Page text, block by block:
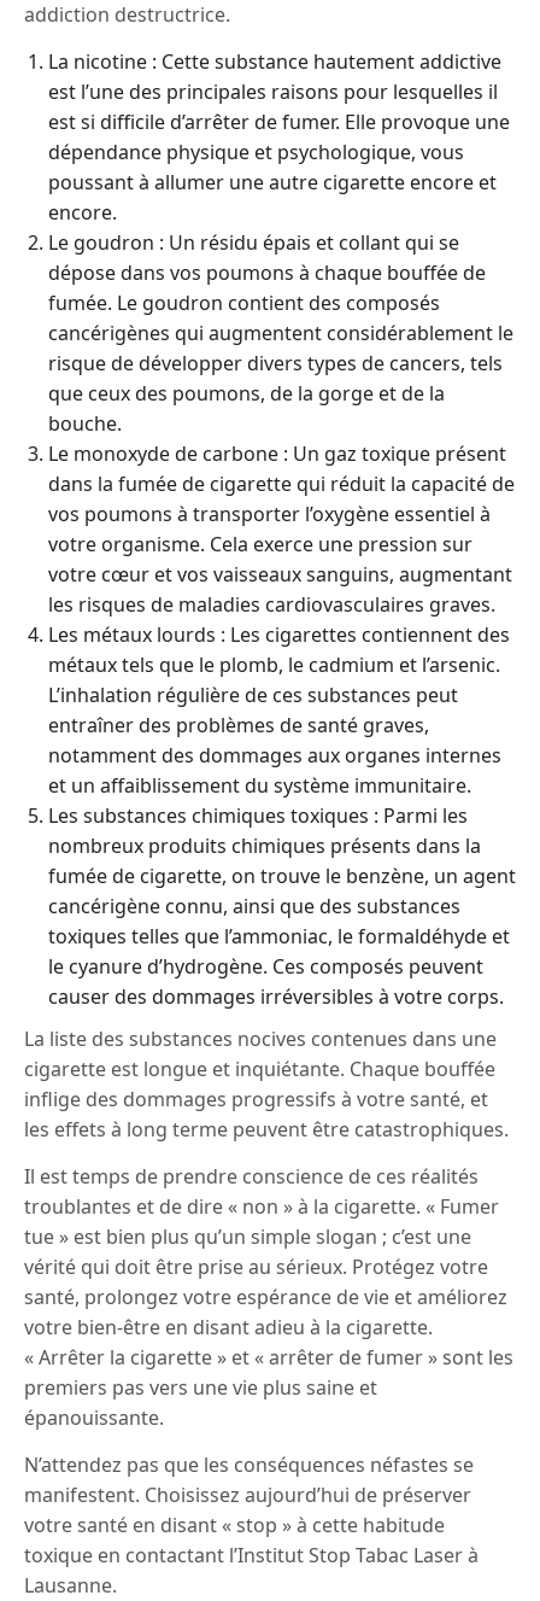
addiction destructrice.
La nicotine : Cette substance hautement addictive
est l’une des principales raisons pour lesquelles il
est si difficile d’arrêter de fumer. Elle provoque une
dépendance physique et psychologique, vous
poussant à allumer une autre cigarette encore et
encore.
Le goudron : Un résidu épais et collant qui se
dépose dans vos poumons à chaque bouffée de
fumée. Le goudron contient des composés
cancérigènes qui augmentent considérablement le
risque de développer divers types de cancers, tels
que ceux des poumons, de la gorge et de la
bouche.
Le monoxyde de carbone : Un gaz toxique présent
dans la fumée de cigarette qui réduit la capacité de
vos poumons à transporter l’oxygène essentiel à
votre organisme. Cela exerce une pression sur
votre cœur et vos vaisseaux sanguins, augmentant
les risques de maladies cardiovasculaires graves.
Les métaux lourds : Les cigarettes contiennent des
métaux tels que le plomb, le cadmium et l’arsenic.
L’inhalation régulière de ces substances peut
entraîner des problèmes de santé graves,
notamment des dommages aux organes internes
et un affaiblissement du système immunitaire.
Les substances chimiques toxiques : Parmi les
nombreux produits chimiques présents dans la
fumée de cigarette, on trouve le benzène, un agent
cancérigène connu, ainsi que des substances
toxiques telles que l’ammoniac, le formaldéhyde et
le cyanure d’hydrogène. Ces composés peuvent
causer des dommages irréversibles à votre corps.
La liste des substances nocives contenues dans une
cigarette est longue et inquiétante. Chaque bouffée
inflige des dommages progressifs à votre santé, et
les effets à long terme peuvent être catastrophiques.
Il est temps de prendre conscience de ces réalités
troublantes et de dire « non » à la cigarette. « Fumer
tue » est bien plus qu’un simple slogan ; c’est une
vérité qui doit être prise au sérieux. Protégez votre
santé, prolongez votre espérance de vie et améliorez
votre bien-être en disant adieu à la cigarette.
« Arrêter la cigarette » et « arrêter de fumer » sont les
premiers pas vers une vie plus saine et
épanouissante.
N’attendez pas que les conséquences néfastes se
manifestent. Choisissez aujourd’hui de préserver
votre santé en disant « stop » à cette habitude
toxique en contactant l’Institut Stop Tabac Laser à
Lausanne.